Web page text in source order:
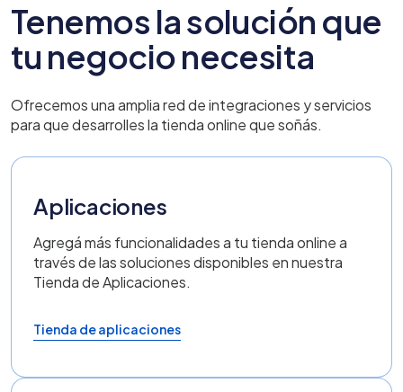
Tenemos la solución que
tu negocio necesita
Ofrecemos una amplia red de integraciones y servicios
para que desarrolles la tienda online que soñás.
Aplicaciones
Agregá más funcionalidades a tu tienda online a
través de las soluciones disponibles en nuestra
Tienda de Aplicaciones.
Tienda de aplicaciones